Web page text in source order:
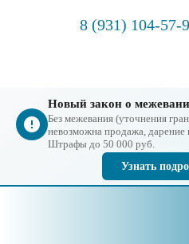
8 (931) 104-57-
Новый закон о
Без межевания (уточнения
невозможна продажа, дарение
Штрафы до 50 000 руб.
Узнать